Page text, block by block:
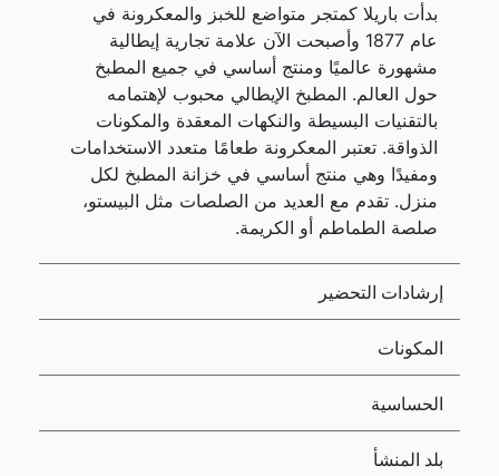
بدأت باريلا كمتجر متواضع للخبز والمعكرونة في
عام 1877 وأصبحت الآن علامة تجارية إيطالية
مشهورة عالميًا ومنتج أساسي في جميع المطبخ
حول العالم. المطبخ الإيطالي محبوب لإهتمامه
بالتقنيات البسيطة والنكهات المعقدة والمكونات
الذواقة. تعتبر المعكرونة طعامًا متعدد الاستخدامات
ومفيدًا وهي منتج أساسي في خزانة المطبخ لكل
منزل. تقدم مع العديد من الصلصات مثل البيستو،
صلصة الطماطم أو الكريمة.
إرشادات التحضير
المكونات
الحساسية
بلد المنشأ